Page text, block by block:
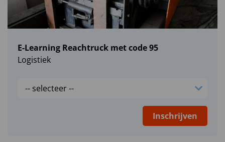
E-Learning Reachtruck met code 95
Logistiek
Inschrijven